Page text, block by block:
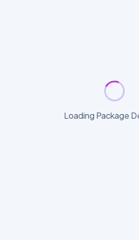
Loading Package